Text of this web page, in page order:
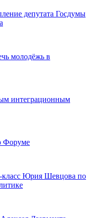
депутата Госдумы
молодёжь в
интеграционным
Форуме
класс Юрия Шевцова по